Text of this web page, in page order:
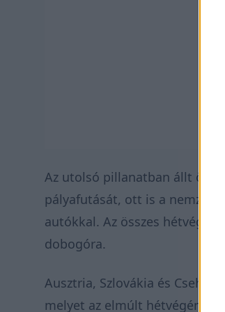
Az utolsó pillanatban állt
pályafutását, ott is a
autókkal. Az összes
dobogóra.
Ausztria, Szlovákia és
melyet az elmúlt hétvégén